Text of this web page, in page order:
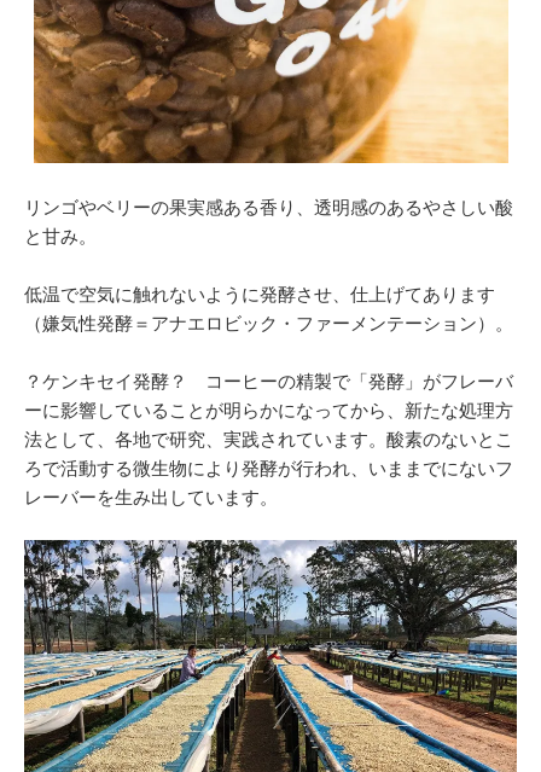
リンゴやベリーの果実感ある香り、透明感のあるやさしい酸
と甘み。
低温で空気に触れないように発酵させ、仕上げてあります
（嫌気性発酵＝アナエロビック・ファーメンテーション）。
？ケンキセイ発酵？ コーヒーの精製で「発酵」がフレーバ
ーに影響していることが明らかになってから、新たな処理方
法として、各地で研究、実践されています。酸素のないとこ
ろで活動する微生物により発酵が行われ、いままでにないフ
レーバーを生み出しています。